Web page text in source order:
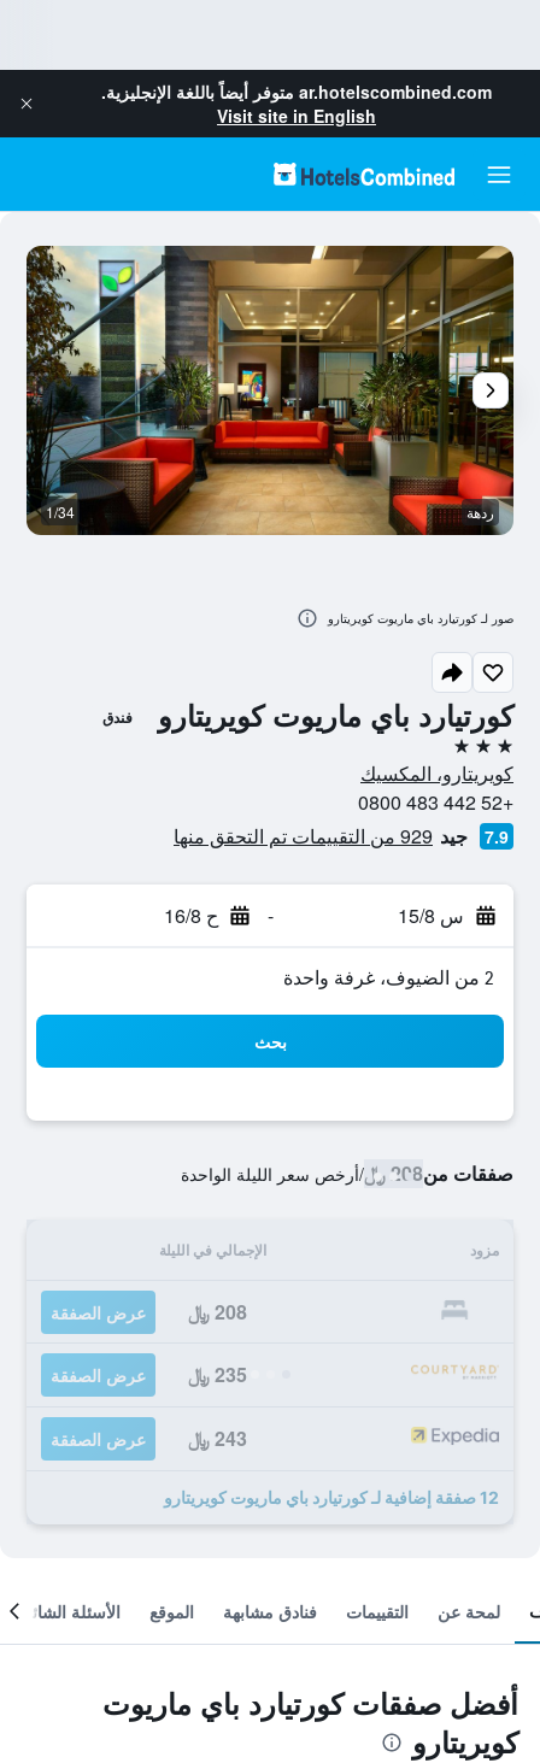
ar.hotelscombined.com متوفر أيضاً باللغة الإنجليزية.
Visit site in English
كورتيارد باي ماريوت كويريتارو فندق
3 نجوم
كويريتارو، المكسيك
+52 442 483 0800
7.9 جيد 929 من التقييمات تم التحقق منها
س 15/8 - ح 16/8
2 من الضيوف، غرفة واحدة
بحث
صفقات من208 ﷼ /أرخص سعر الليلة الواحدة
مزود الإجمالي في الليلة
208 ﷼ عرض الصفقة
235 ﷼ عرض الصفقة
243 ﷼ عرض الصفقة
12 صفقة إضافية لـ كورتيارد باي ماريوت كويريتارو
ردهة 1/34
صور لـ كورتيارد باي ماريوت كويريتارو
لمحة عن التقييمات فنادق مشابهة الموقع الأسئلة الشائعة
أفضل صفقات كورتيارد باي ماريوت
كويريتارو